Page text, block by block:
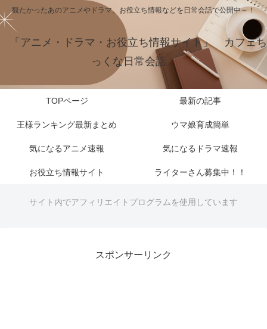
観たかったあのアニメやドラマ、お役立ち情報などを日常会話で公開中～！
「アニメ・ドラマ・お役立ち情報サイト」 カフェち
っくな日常会話
TOPページ 最新の記事
王様ランキング最新まとめ ウマ娘育成簡単
気になるアニメ速報 気になるドラマ速報
お役立ち情報サイト ライターさん募集中！！
サイト内でアフィリエイトプログラムを使用しています
スポンサーリンク